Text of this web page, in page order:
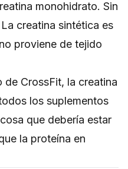
monohidrato. Sin
creatina sintética es
proviene de tejido
de CrossFit, la creatina
los suplementos
que debería estar
la proteína en